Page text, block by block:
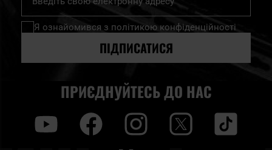
нашу
розсилку
Я ознайомився з політикою конфіденційності
ПІДПИСАТИСЯ
ПРИЄДНУЙТЕСЬ ДО НАС